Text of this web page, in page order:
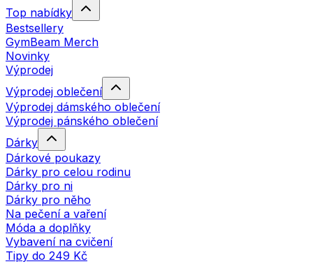
Top nabídky
Bestsellery
GymBeam Merch
Novinky
Výprodej
Výprodej oblečení
Výprodej dámského oblečení
Výprodej pánského oblečení
Dárky
Dárkové poukazy
Dárky pro celou rodinu
Dárky pro ni
Dárky pro něho
Na pečení a vaření
Móda a doplňky
Vybavení na cvičení
Tipy do 249 Kč